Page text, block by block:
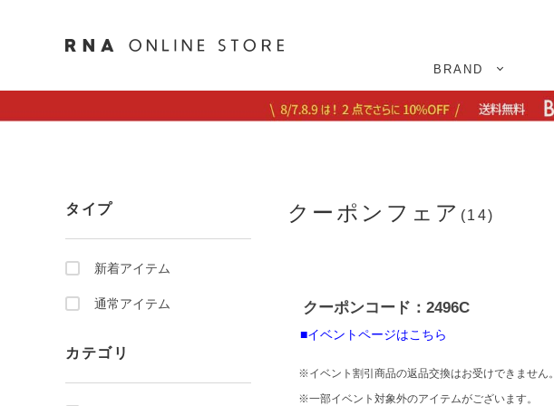
BRAND
タイプ
新着アイテム
通常アイテム
カテゴリ
クーポンフェア (14)
クーポンコード：2496C
■イベントページはこちら
※イベント割引商品の返品交換はお受けできません。
※一部イベント対象外のアイテムがございます。